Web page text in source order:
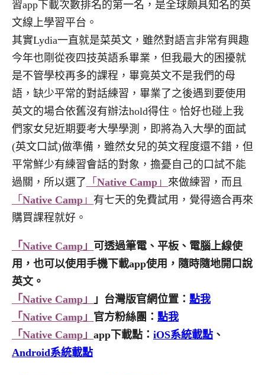
習app下載次數排名的第一名，是全球頗具知名的英
文線上學習平台。
其實Lydia一直就是菜英文，雖然對語言非常有興趣
今年也剛從夜四技英語系畢業，但我最大的困擾就
是不管學校再多的課程，畢竟英文不是我們的母
語，缺少平常的對話練習，畢業了之後遇到要使用
英文的場合依舊沒有辦法hold得住。恰好也碰上我
們家女兒近期要考大學學測，即將為入大學的面試
(英文口試)做準備，雖然女兒的英文程度還不錯，但
平常鮮少有練習會話的對象，擔憂自己的口試不能
過關，所以選了 「 Native Camp 」 來做練習，而且
「 Native Camp 」 有七天的免費試用，覺得適合再來
購買課程就好。
「Native Camp」 可透過筆電、平板、電腦上線使
用，也可以使用手機下載app使用，隨時隨地開口說
英文。
「Native Camp」
」台灣版官網位置： 點我
「Native Camp」 官方粉絲團： 點我
「Native Camp」 app下載點： iOS系統載點 、
Android系統載點